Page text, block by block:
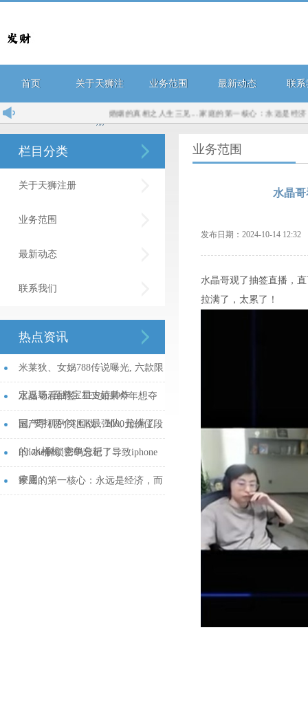
首页 关于天狮注
册
业务范围 最新动态 联系
婚姻的真相之人生三见... 家庭的第一核心：永远是经济，
栏目分类
关于天狮注册
业务范围
最新动态
联系我们
热点资讯
米莱狄、女娲788传说曝光, 六款限
定返场, 至尊宝星史诗帅炸...
水晶哥看抽签: TES如果今年想夺
冠, 要打两个LCK最强队, 拉满了...
国产手机的突围战，2000元价位段
的‘水桶机’竞争分析！...
iphone解锁密码忘记了导致iphone
停用...
家庭的第一核心：永远是经济，而
业务范围
水晶
发布日期：2024-10-14
水晶哥观了抽签直播，
拉满了，太累了！